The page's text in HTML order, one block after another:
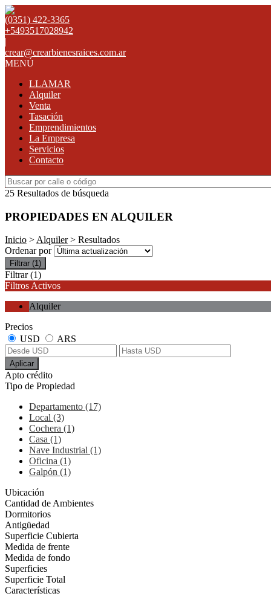
(0351) 422-3365
+5493517028942
|
crear@crearbienesraices.com.ar
MENÚ
LLAMAR
Alquiler
Venta
Tasación
Emprendimientos
La Empresa
Servicios
Contacto
25 Resultados de búsqueda
PROPIEDADES EN ALQUILER
Inicio >Alquiler> Resultados
Ordenar por
Filtrar (1)
Filtrar (1)
Filtros Activos
Alquiler
Precios
USD
ARS
Aplicar
Apto crédito
Tipo de Propiedad
Departamento (17)
Local (3)
Cochera (1)
Casa (1)
Nave Industrial (1)
Oficina (1)
Galpón (1)
Ubicación
Cantidad de Ambientes
Dormitorios
Antigüedad
Superficie Cubierta
Medida de frente
Medida de fondo
Superficies
Superficie Total
Características